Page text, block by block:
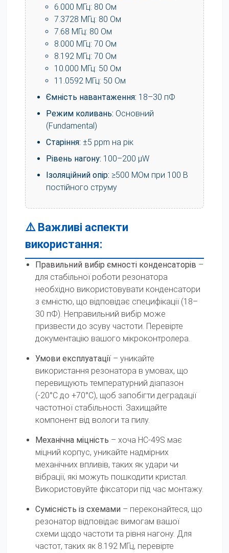
6.000 МГц: 80 Ом
7.3728 МГц: 80 Ом
7.68 МГц: 80 Ом
8.000 МГц: 70 Ом
8.192 МГц: 70 Ом
10.000 МГц: 50 Ом
11.0592 МГц: 50 Ом
Ємність навантаження: 18–30 пФ
Режим коливань: Основний
(Fundamental)
Старіння: ±5 ppm на рік
Рівень нагону: 100–200 μW
Ізоляційний опір: ≥500 МОм при 100 В
постійного струму
⚠️ Важливі аспекти
використання:
Правильний вибір ємності конденсаторів –
для стабільної роботи резонатора
необхідно використовувати конденсатори
з ємністю, що відповідає специфікації (18–
30 пФ). Неправильний вибір може
призвести до зсуву частоти. Перевірте
документацію вашого мікроконтролера.
Умови експлуатації – уникайте
використання резонатора в умовах, що
перевищують температурний діапазон
(-20°C до +70°C), щоб запобігти деградації
частотної стабільності. Захищайте
компонент від вологи та пилу.
Механічна міцність – хоча HC-49S має
міцний корпус, уникайте надмірних
механічних впливів, таких як удари чи
вібрації, які можуть пошкодити кристал.
Використовуйте фіксатори під час монтажу.
Сумісність із схемами – переконайтеся, що
резонатор відповідає вимогам вашої
схеми щодо частоти та рівня нагону. Для
частот, таких як 8.192 МГц, перевірте